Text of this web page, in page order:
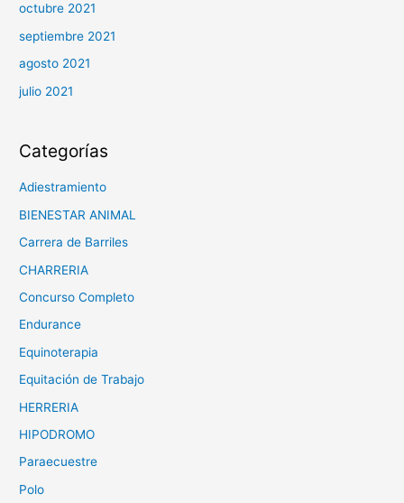
octubre 2021
septiembre 2021
agosto 2021
julio 2021
Categorías
Adiestramiento
BIENESTAR ANIMAL
Carrera de Barriles
CHARRERIA
Concurso Completo
Endurance
Equinoterapia
Equitación de Trabajo
HERRERIA
HIPODROMO
Paraecuestre
Polo